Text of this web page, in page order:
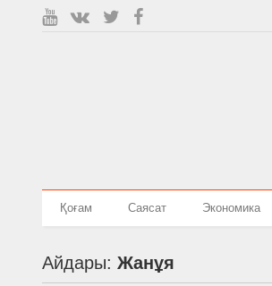
Қоғам Саясат Экономика
Айдары:Жанұя